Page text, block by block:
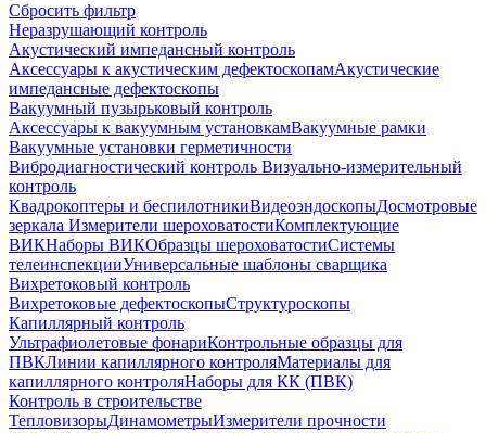
Сбросить фильтр
Неразрушающий контроль
Акустический импедансный контроль
Аксессуары к акустическим дефектоскопамАкустические
импедансные дефектоскопы
Вакуумный пузырьковый контроль
Аксессуары к вакуумным установкамВакуумные рамки
Вакуумные установки герметичности
Вибродиагностический контроль Визуально-измерительный
контроль
Квадрокоптеры и беспилотникиВидеоэндоскопыДосмотровые
зеркала Измерители шероховатостиКомплектующие
ВИКНаборы ВИКОбразцы шероховатостиСистемы
телеинспекцииУниверсальные шаблоны сварщика
Вихретоковый контроль
Вихретоковые дефектоскопыСтруктуроскопы
Капиллярный контроль
Ультрафиолетовые фонариКонтрольные образцы для
ПВКЛинии капиллярного контроляМатериалы для
капиллярного контроляНаборы для КК (ПВК)
Контроль в строительстве
ТепловизорыДинамометрыИзмерители прочности